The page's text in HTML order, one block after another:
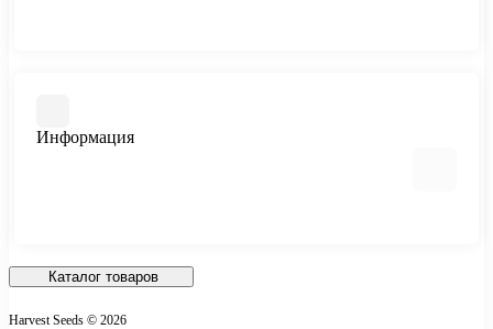
Феминизированные
Информация
Доставка и Оплата
Каталог товаров
Harvest Seeds © 2026